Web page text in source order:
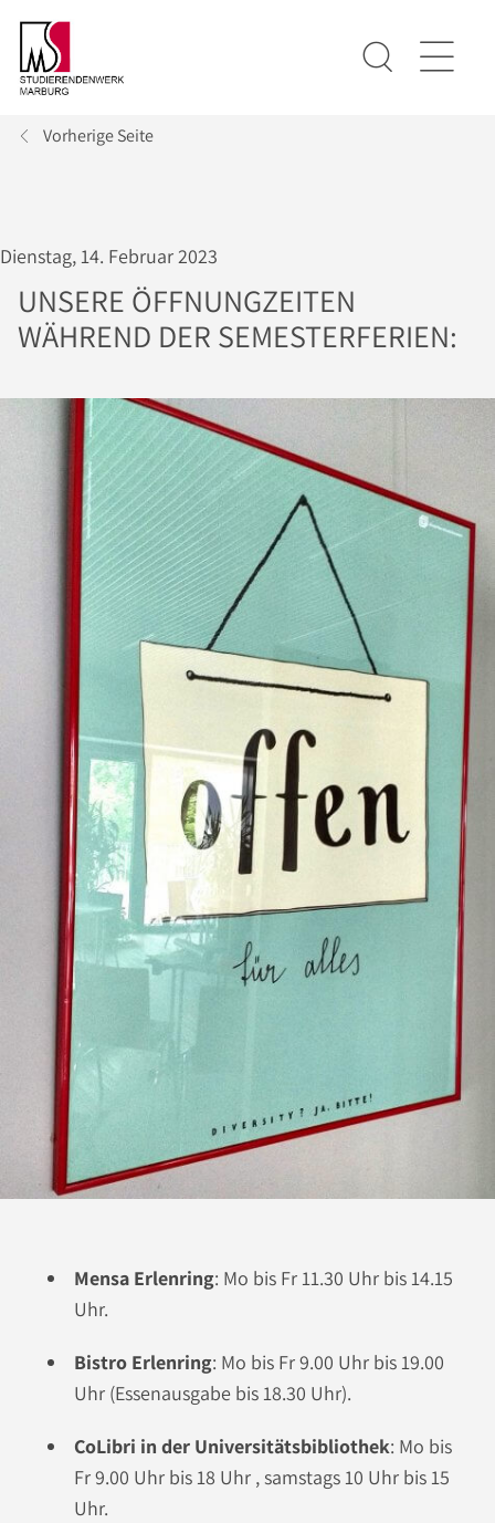
Vorherige Seite
Dienstag, 14. Februar 2023
UNSERE ÖFFNUNGZEITEN
WÄHREND DER SEMESTERFERIEN:
Mensa Erlenring: Mo bis Fr 11.30 Uhr bis 14.15
Uhr.
Bistro Erlenring: Mo bis Fr 9.00 Uhr bis 19.00
Uhr (Essenausgabe bis 18.30 Uhr).
CoLibri in der Universitätsbibliothek: Mo bis
Fr 9.00 Uhr bis 18 Uhr , samstags 10 Uhr bis 15
Uhr.